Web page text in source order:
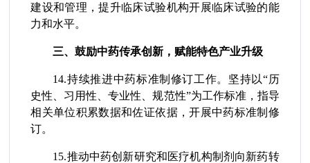
建设和管理，提升临床试验机构开展临床试验的能
力和水平。
三、鼓励中药传承创新，赋能特色产业升级
14.持续推进中药标准制修订工作。坚持以“历
史性、习用性、专业性、规范性”为工作标准，指导
相关单位积累数据和佐证依据，开展中药标准制修
订。
15.推动中药创新研究和医疗机构制剂向新药转